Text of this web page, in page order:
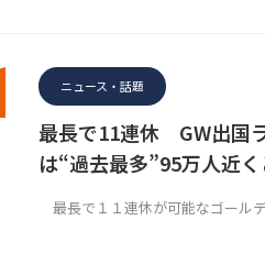
ニュース・話題
最長で11連休 GW出国
は“過去最多”95万人近
最長で１１連休が可能なゴール